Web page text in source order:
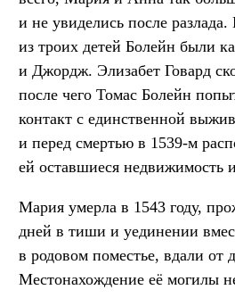
и не увиделись после
из троих детей Болейн были
и Джордж. Элизабет Говард
после чего Томас Болейн
контакт с единственной
и перед смертью в 1539-м
ей оставшиеся недвижимость
Мария умерла в 1543 году,
дней в тиши и уединении
в родовом поместье, вдали от
Местонахождение её могилы